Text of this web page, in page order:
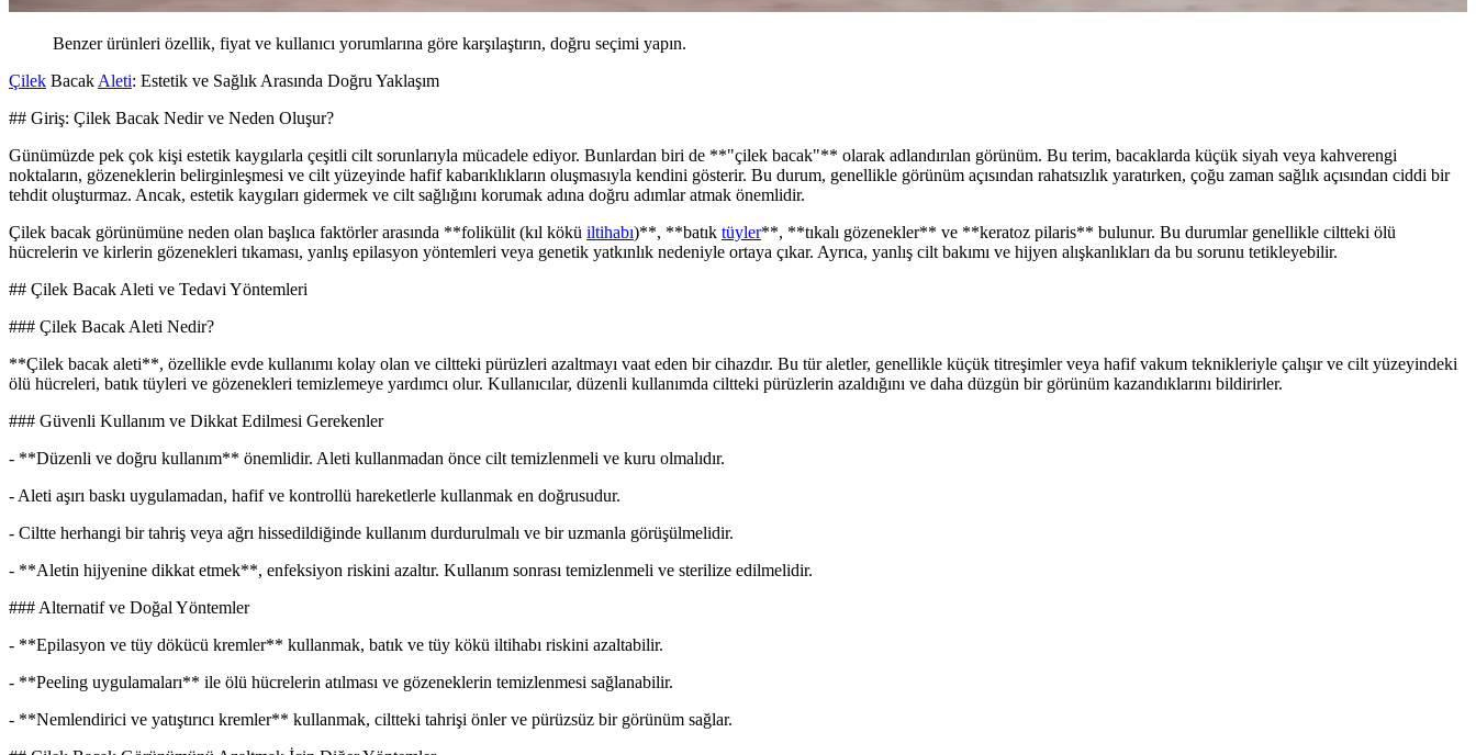
Benzer ürünleri özellik, fiyat ve kullanıcı yorumlarına göre karşılaştırın, doğru seçimi yapın.
Çilek Bacak Aleti: Estetik ve Sağlık Arasında Doğru Yaklaşım
## Giriş: Çilek Bacak Nedir ve Neden Oluşur?
Günümüzde pek çok kişi estetik kaygılarla çeşitli cilt sorunlarıyla mücadele ediyor. Bunlardan biri de **"çilek bacak"** olarak adlandırılan görünüm. Bu terim, bacaklarda küçük siyah veya kahverengi
noktaların, gözeneklerin belirginleşmesi ve cilt yüzeyinde hafif kabarıklıkların oluşmasıyla kendini gösterir. Bu durum, genellikle görünüm açısından rahatsızlık yaratırken, çoğu zaman sağlık açısından ciddi bir
tehdit oluşturmaz. Ancak, estetik kaygıları gidermek ve cilt sağlığını korumak adına doğru adımlar atmak önemlidir.
Çilek bacak görünümüne neden olan başlıca faktörler arasında **folikülit (kıl kökü iltihabı)**, **batık tüyler**, **tıkalı gözenekler** ve **keratoz pilaris** bulunur. Bu durumlar genellikle ciltteki ölü
hücrelerin ve kirlerin gözenekleri tıkaması, yanlış epilasyon yöntemleri veya genetik yatkınlık nedeniyle ortaya çıkar. Ayrıca, yanlış cilt bakımı ve hijyen alışkanlıkları da bu sorunu tetikleyebilir.
## Çilek Bacak Aleti ve Tedavi Yöntemleri
### Çilek Bacak Aleti Nedir?
**Çilek bacak aleti**, özellikle evde kullanımı kolay olan ve ciltteki pürüzleri azaltmayı vaat eden bir cihazdır. Bu tür aletler, genellikle küçük titreşimler veya hafif vakum teknikleriyle çalışır ve cilt yüzeyindeki
ölü hücreleri, batık tüyleri ve gözenekleri temizlemeye yardımcı olur. Kullanıcılar, düzenli kullanımda ciltteki pürüzlerin azaldığını ve daha düzgün bir görünüm kazandıklarını bildirirler.
### Güvenli Kullanım ve Dikkat Edilmesi Gerekenler
- **Düzenli ve doğru kullanım** önemlidir. Aleti kullanmadan önce cilt temizlenmeli ve kuru olmalıdır.
- Aleti aşırı baskı uygulamadan, hafif ve kontrollü hareketlerle kullanmak en doğrusudur.
- Ciltte herhangi bir tahriş veya ağrı hissedildiğinde kullanım durdurulmalı ve bir uzmanla görüşülmelidir.
- **Aletin hijyenine dikkat etmek**, enfeksiyon riskini azaltır. Kullanım sonrası temizlenmeli ve sterilize edilmelidir.
### Alternatif ve Doğal Yöntemler
- **Epilasyon ve tüy dökücü kremler** kullanmak, batık ve tüy kökü iltihabı riskini azaltabilir.
- **Peeling uygulamaları** ile ölü hücrelerin atılması ve gözeneklerin temizlenmesi sağlanabilir.
- **Nemlendirici ve yatıştırıcı kremler** kullanmak, ciltteki tahrişi önler ve pürüzsüz bir görünüm sağlar.